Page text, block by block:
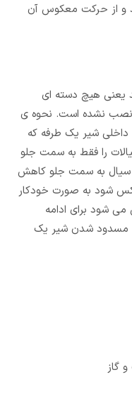
و از حرکت معکوس آن
یعنی هیچ دسته ای
نصب نشده است. نحوه ی
شیر یک طرفه که
را فقط به سمت جلو
سیال به سمت جلو کاهش
شود به صورت خودکار
شود برای ادامه
مسدود شدن شیر یک
گاز